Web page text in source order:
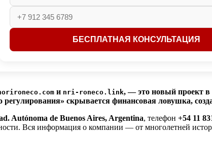
и nri-roneco.link, — это новый проект в
скрывается финансовая ловушка,
Autónoma de Buenos Aires, Argentina, телефон +54 11
Вся информация о компании — от многолетней